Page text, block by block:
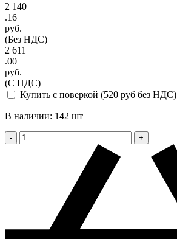
2 140
.16
руб.
(Без НДС)
2 611
.00
руб.
(С НДС)
Купить с поверкой (520 руб без НДС)
В наличии: 142 шт